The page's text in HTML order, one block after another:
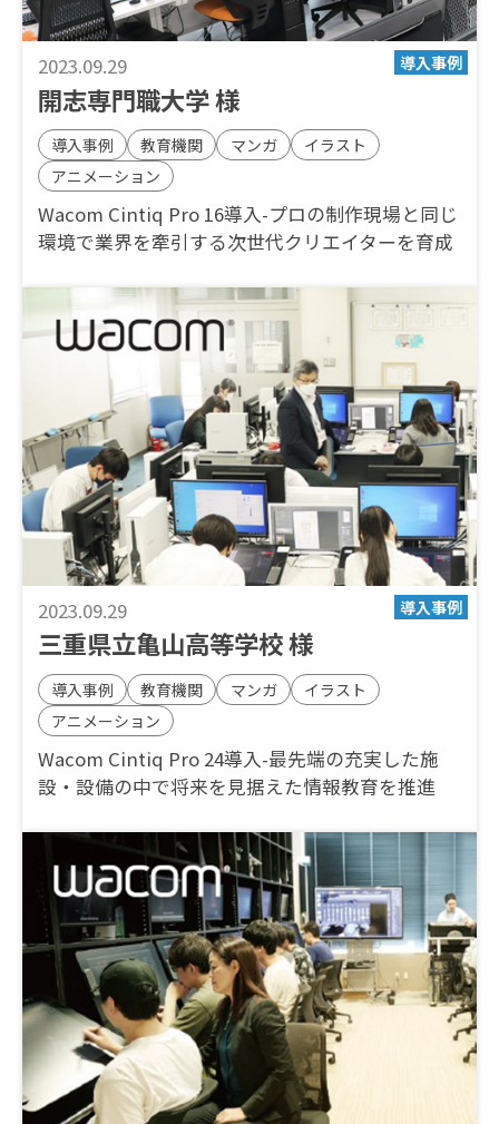
2023.09.29
開志専門職大学 様
導入事例 教育機関 マンガ
イラスト
アニメーション
Wacom Cintiq Pro 16導入-プロの制作現場と同じ
環境で業界を牽引する次世代クリエイターを育成
2023.09.29
三重県立亀山高等学校 様
導入事例 教育機関 マンガ
イラスト
アニメーション
Wacom Cintiq Pro 24導入-最先端の充実した施
設・設備の中で将来を見据えた情報教育を推進